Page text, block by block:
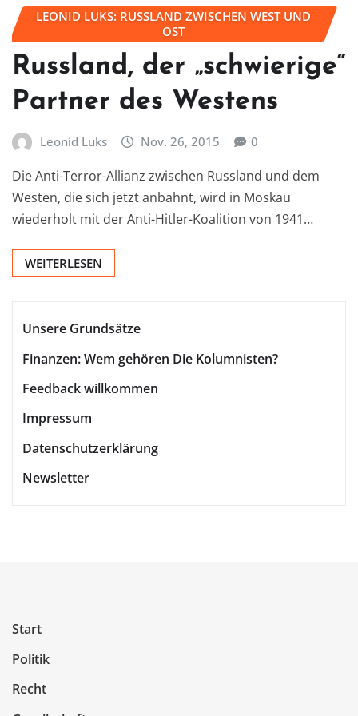
LEONID LUKS: RUSSLAND ZWISCHEN WEST UND
OST
Russland, der „schwierige“
Partner des Westens
Leonid Luks Nov. 26, 2015 0
Die Anti-Terror-Allianz zwischen Russland und dem
Westen, die sich jetzt anbahnt, wird in Moskau
wiederholt mit der Anti-Hitler-Koalition von 1941…
WEITERLESEN
Unsere Grundsätze
Finanzen: Wem gehören Die Kolumnisten?
Feedback willkommen
Impressum
Datenschutzerklärung
Newsletter
Start
Politik
Recht